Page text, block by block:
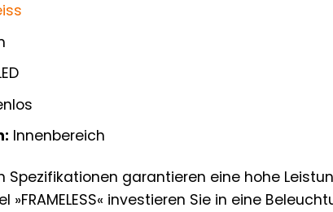
Innenbereich
Spezifikationen garantieren eine hohe
»FRAMELESS« investieren Sie in eine